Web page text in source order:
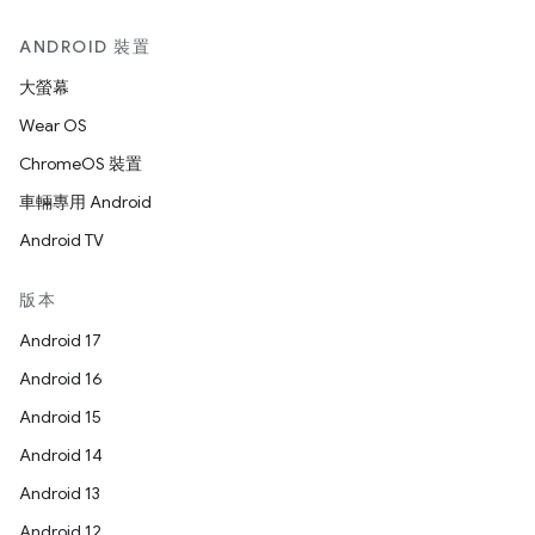
ANDROID 裝置
大螢幕
Wear OS
ChromeOS 裝置
車輛專用 Android
Android TV
版本
Android 17
Android 16
Android 15
Android 14
Android 13